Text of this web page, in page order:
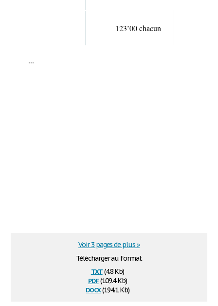
123’00 chacun
...
Télécharger au format
txt(4.8 Kb)
pdf(109.4 Kb)
docx(194.1 Kb)
Voir 3 pages de plus »